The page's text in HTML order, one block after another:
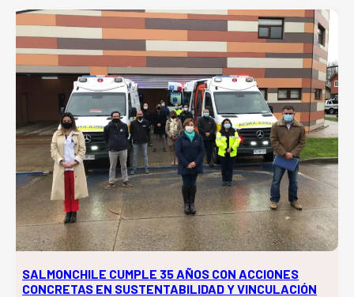
SALMONCHILE CUMPLE 35 AÑOS CON ACCIONES
CONCRETAS EN SUSTENTABILIDAD Y VINCULACIÓN